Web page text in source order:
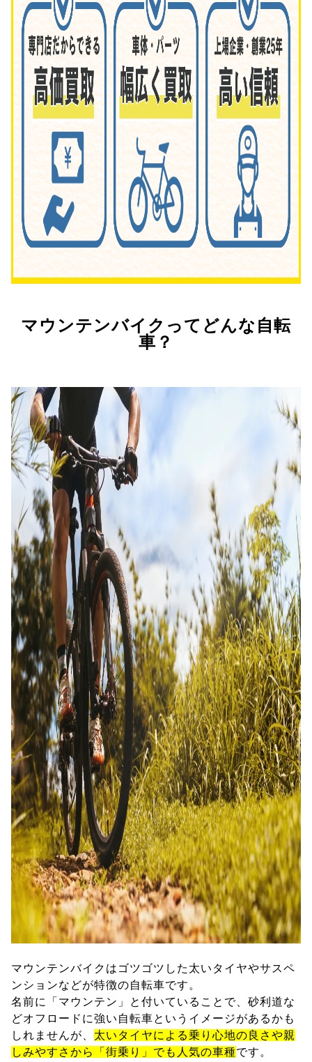
マウンテンバイクってどんな自転
車？
マウンテンバイクはゴツゴツした太いタイヤやサスペ
ンションなどが特徴の自転車です。
名前に「マウンテン」と付いていることで、砂利道な
どオフロードに強い自転車というイメージがあるかも
しれませんが、 太いタイヤによる乗り心地の良さや親
しみやすさから「街乗り」でも人気の車種です。